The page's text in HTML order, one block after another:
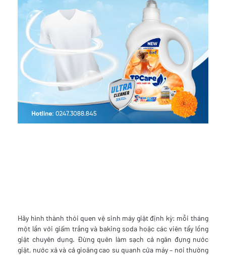
Hãy hình thành thói quen vệ sinh máy giặt định kỳ: mỗi tháng
một lần với giấm trắng và baking soda hoặc các viên tẩy lồng
giặt chuyên dụng. Đừng quên làm sạch cả ngăn đựng nước
giặt, nước xả và cả gioăng cao su quanh cửa máy – nơi thường